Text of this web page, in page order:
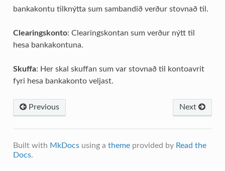
bankakontu tilknýtta sum sambandið verður stovnað til.
Clearingskonto: Clearingskontan sum verður nýtt til
hesa bankakontuna.
Skuffa: Her skal skuffan sum var stovnað til kontoavrit
fyri hesa bankakonto veljast.
Next
Previous
Built with MkDocsusing a themeprovided by Read the
Docs.